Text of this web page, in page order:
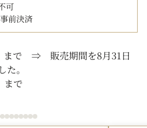
可
前決済
まで ⇒ 販売期間を8月31日
。
まで
快適に。
、お得にご利用いただけるこの